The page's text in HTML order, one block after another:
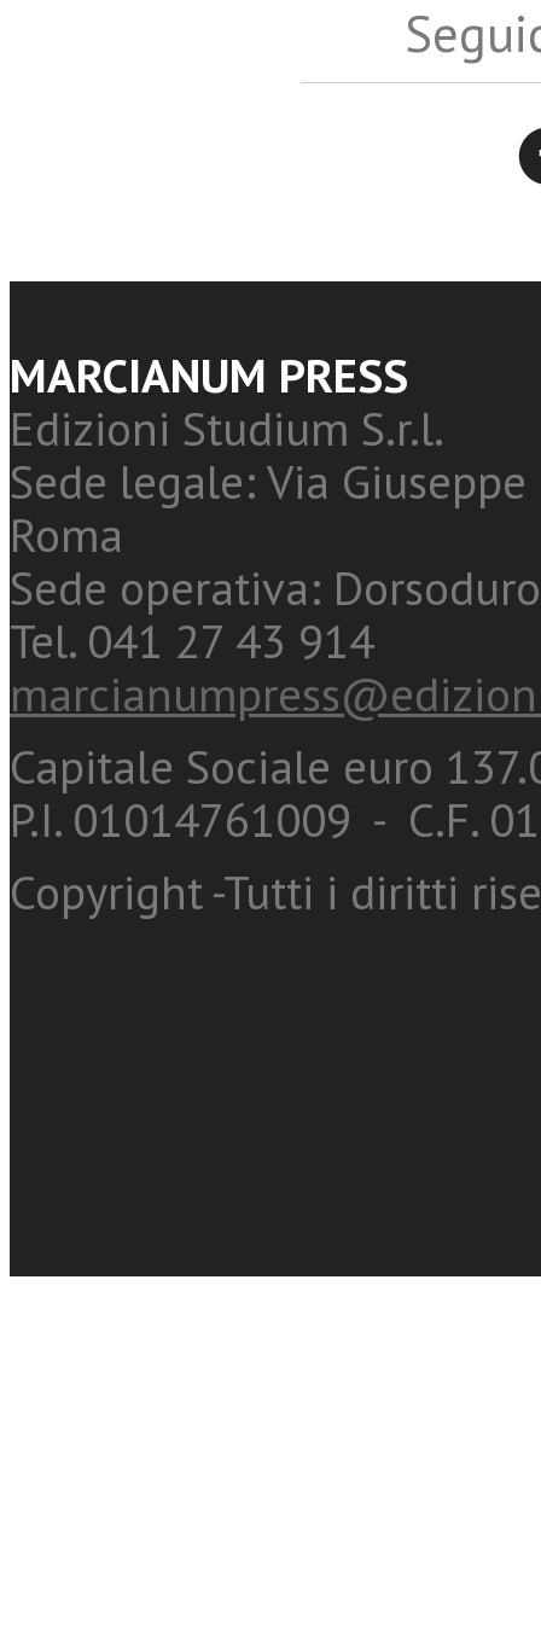
MARCIANUM PRESS
Edizioni Studium S.r.l.
Sede legale: Via
Roma
Sede operativa:
Tel. 041 27 43 914
Capitale Sociale euro
P.I. 01014761009 - C.F.
Copyright -Tutti i diritti